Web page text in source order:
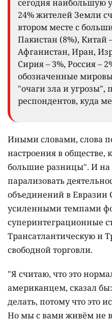
сегодня наибольшую
24% жителей Земли
втором месте с
Пакистан (8%), Китай
Афганистан, Иран,
Сирия – 3%, Россия –
обозначенные
"очаги зла и
респондентов, куда
Иными словами, слова
настроения в обществе,
большие разницы". И
парализовать
объединений в
усиленными темпами
суперинтеграционные
Трансатлантическую и
свободной торговли.
"Я считаю, что это
американцем, сказал
делать, потому что это
Но мы с вами живём не